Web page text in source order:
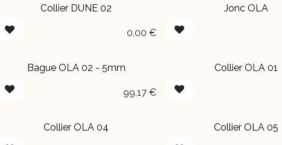
EN BOUTIQUECollier DUNE 02
0,00 €
Jonc OLA
Bague OLA 02 - 5mm
99,17€
Collier OLA 01
Collier OLA 04 Collier OLA 05